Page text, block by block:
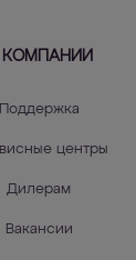
Поддержка
центры
Дилерам
Вакансии